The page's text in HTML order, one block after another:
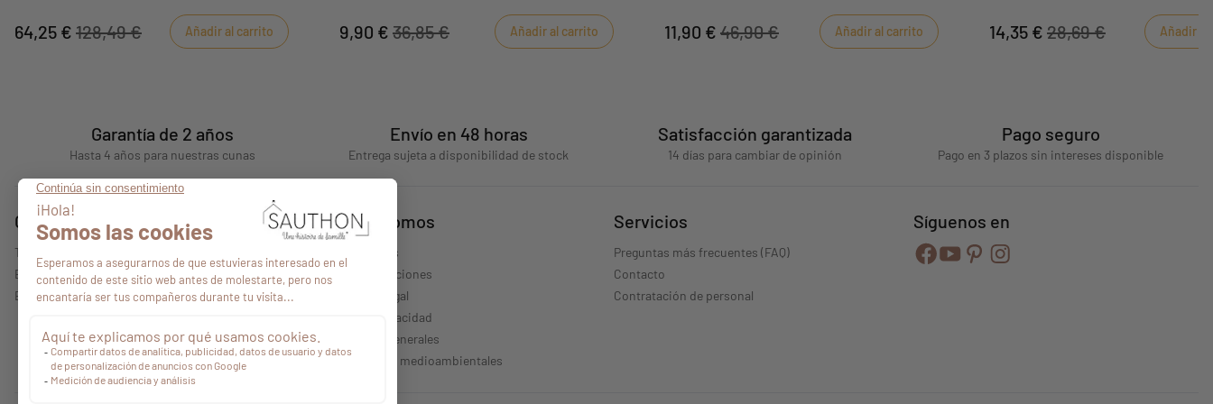
64,25 € 128,49 € Añadir al carrito 9,90 € 36,85 € Añadir al carrito 11,90 € 46,90 € Añadir al carrito
infantil.
14,35 € 28,69 € Añadir
Garantía de 2 años
Hasta 4 años para nuestras cunas
Envío en 48 horas
Entrega sujeta a disponibilidad de stock
Satisfacción garantizada
14 días para cambiar de opinión
Pago seguro
Pago en 3 plazos sin intereses disponible
Consejos
Todos nuestros consejos
Encontrar un punto de venta
Espacio profesional
Quiénes somos
Quiénes somos
Nuestras colecciones
Información legal
Política de privacidad
Condiciones generales
Características medioambientales
Servicios
Preguntas más frecuentes (FAQ)
Contacto
Contratación de personal
Síguenos en